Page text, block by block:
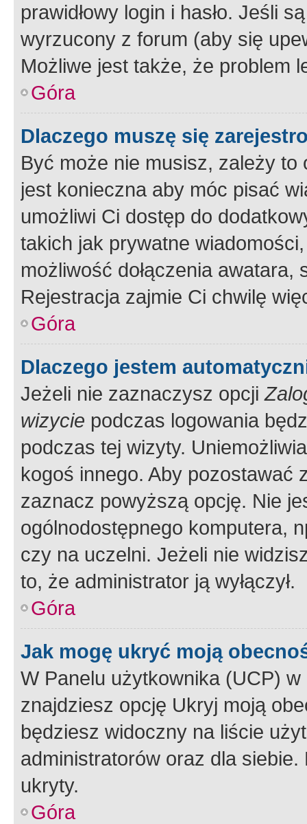
prawidłowy login i hasło. Jeśli
wyrzucony z forum (aby się
Możliwe jest także, że problem
Góra
Dlaczego muszę się
Być może nie musisz, zależy
jest konieczna aby móc pisać
umożliwi Ci dostęp do
takich jak prywatne
możliwość dołączenia
Rejestracja zajmie Ci chwilę
Góra
Dlaczego jestem
Jeżeli nie zaznaczysz opcji
wizycie podczas logowania
podczas tej wizyty.
kogoś innego. Aby pozostawać
zaznacz powyższą opcję. Nie
ogólnodostępnego komputera,
czy na uczelni. Jeżeli nie
to, że administrator ją wyłączył.
Góra
Jak mogę ukryć moją
W Panelu użytkownika (UCP) w
znajdziesz opcję Ukryj moją
będziesz widoczny na liście
administratorów oraz dla
ukryty.
Góra